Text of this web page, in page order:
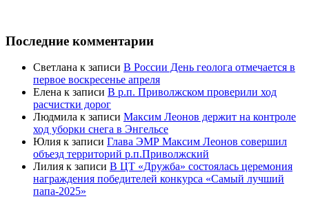
Последние комментарии
Светлана к записи В России День геолога отмечается в
первое воскресенье апреля
Елена к записи В р.п. Приволжском проверили ход
расчистки дорог
Людмила к записи Максим Леонов держит на контроле
ход уборки снега в Энгельсе
Юлия к записи Глава ЭМР Максим Леонов совершил
объезд территорий р.п.Приволжский
Лилия к записи В ЦТ «Дружба» состоялась церемония
награждения победителей конкурса «Самый лучший
папа-2025»